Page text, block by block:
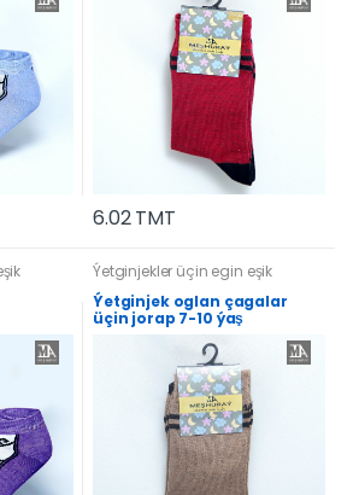
6.02 TMT
Ýetginjekler üçin egin eşik
Ýetginjek oglan çagalar
üçin jorap 7-10 ýaş